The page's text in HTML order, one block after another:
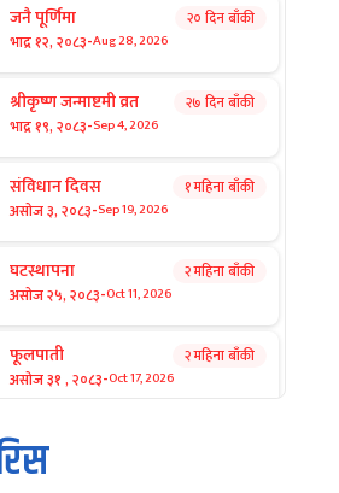
जनै पूर्णिमा
भाद्र १२, २०८३-Aug 28, 2026
२० दिन बाँकी
श्रीकृष्ण जन्माष्टमी व्रत
भाद्र १९, २०८३-Sep 4, 2026
२७ दिन बाँकी
संविधान दिवस
असोज ३, २०८३-Sep 19, 2026
१ महिना बाँकी
घटस्थापना
असोज २५, २०८३-Oct 11, 2026
२ महिना बाँकी
फूलपाती
असोज ३१ , २०८३-Oct 17, 2026
२ महिना बाँकी
कार्तिक सङ्क्रान्ति
कार्तिक १, २०८३